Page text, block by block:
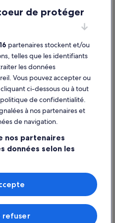
de contenus
de location de vacances
sur expedia.fr figurent :
Mastercard, Visa, Visa
et Eurocard.
d’Expedia Group. Tous droits
de protéger
16 partenaires stockent et/ou
telles que les identifiants
les données
Vous pouvez accepter ou
ci-dessous ou à tout
de confidentialité.
à nos partenaires et
de navigation.
nos partenaires
données selon les
précises. Analyser
de l’appareil pour
accéder à des informations
et du contenu,
de services.
refuser